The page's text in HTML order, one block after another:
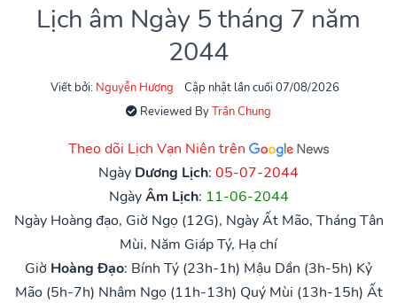
Lịch âm Ngày 5 tháng 7 năm
2044
Viết bởi: Nguyễn Hương
Cập nhật lần cuối 07/08/2026
Reviewed ByTrần Chung
Theo dõi Lịch Vạn Niên trên
Ngày Dương Lịch: 05-07-2044
NgàyÂm Lịch: 11-06-2044
Ngày Hoàng đạo, Giờ Ngọ (12G), Ngày Ất Mão, Tháng Tân
Mùi, Năm Giáp Tý, Hạ chí
Giờ Hoàng Đạo: Bính Tý (23h-1h) Mậu Dần (3h-5h) Kỷ
Mão (5h-7h) Nhâm Ngọ (11h-13h) Quý Mùi (13h-15h) Ất